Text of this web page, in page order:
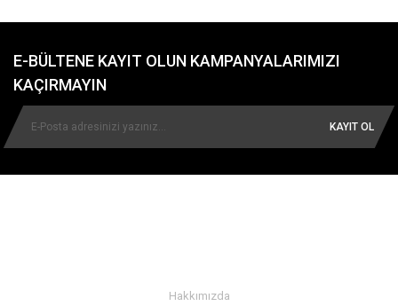
E-BÜLTENE KAYIT OLUN KAMPANYALARIMIZI
KAÇIRMAYIN
KAYIT OL
Hakkımızda